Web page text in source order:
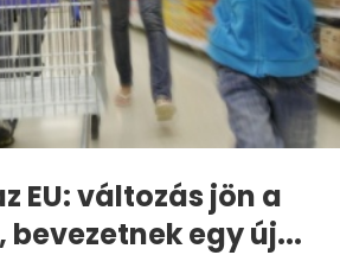
EU: változás jön a
egy új...